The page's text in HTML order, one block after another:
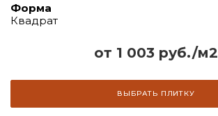
от 1 003 руб./м2
ВЫБРАТЬ ПЛИТКУ
Форма
Квадрат